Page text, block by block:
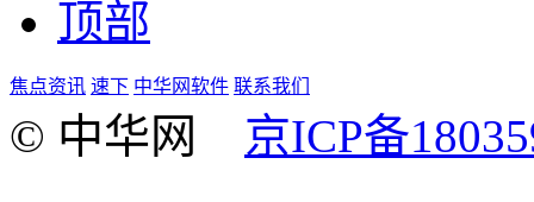
顶部
焦点资讯 速下 中华网软件 联系我们
© 中华网 京ICP备